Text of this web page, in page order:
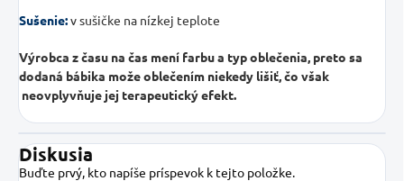
Sušenie:v sušičke na nízkej teplote
Výrobca z času na čas mení farbu a typ oblečenia, preto sa
dodaná bábika može oblečením niekedy lišiť, čo však
neovplyvňuje jej terapeutický efekt.
Diskusia
Buďte prvý, kto napíše príspevok k tejto položke.